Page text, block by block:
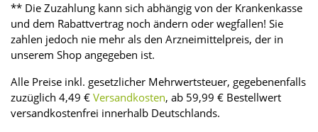
** Die Zuzahlung kann sich abhängig von der Krankenkasse
und dem Rabattvertrag noch ändern oder wegfallen! Sie
zahlen jedoch nie mehr als den Arzneimittelpreis, der in
unserem Shop angegeben ist.
Alle Preise inkl. gesetzlicher Mehrwertsteuer, gegebenenfalls
zuzüglich 4,49 € Versandkosten, ab 59,99 € Bestellwert
versandkostenfrei innerhalb Deutschlands.